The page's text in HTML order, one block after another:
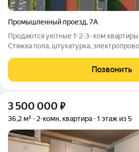
Промышленный проезд,7А
Продаются уютные 1-2-3- ком квартиры
Стяжка пола, штукатурка,
Удобное расположение дома, тихий
и зеленые зоны делают
Позвонить
3 500 000 ₽
36,2 м² 2-комн. квартира 1 этаж из 5